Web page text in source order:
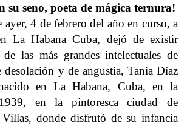
su seno, poeta de mágica ternura!
ayer, 4 de febrero del año en curso, a
La Habana Cuba, dejó de existir
las más grandes intelectuales de
desolación y de angustia, Tania Díaz
en La Habana, Cuba, en la
en la pintoresca ciudad de
Villas, donde disfrutó de su infancia